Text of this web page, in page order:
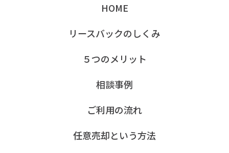
HOME
リースバックのしくみ
５つのメリット
相談事例
ご利用の流れ
任意売却という方法